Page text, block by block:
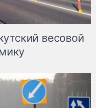
весовой